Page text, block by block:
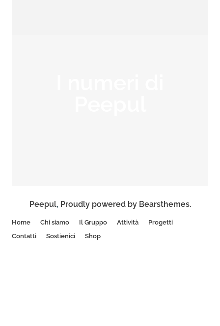
Peepul, Proudly powered by Bearsthemes.
Home Chi siamo Il Gruppo Attività
Progetti
Contatti
Sostienici Shop